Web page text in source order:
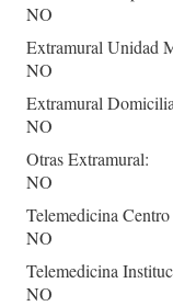
NO
Extramural Unidad
NO
Extramural
NO
Otras Extramural:
NO
Telemedicina
NO
Telemedicina
NO